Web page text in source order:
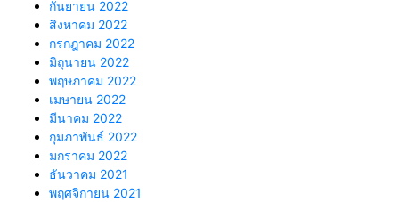
กันยายน 2022
สิงหาคม 2022
กรกฎาคม 2022
มิถุนายน 2022
พฤษภาคม 2022
เมษายน 2022
มีนาคม 2022
กุมภาพันธ์ 2022
มกราคม 2022
ธันวาคม 2021
พฤศจิกายน 2021